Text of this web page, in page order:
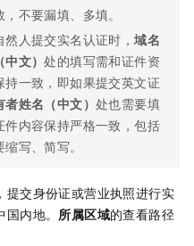
不要漏填、多填。
然人提交实名认证时，域名
中文）处的填写需和证件资
持一致，即如果提交英文证
者姓名（中文）处也需要填
件内容保持严格一致，包括
写、简写。
提交身份证或营业执照进行实
国内地。 所属区域的查看路径